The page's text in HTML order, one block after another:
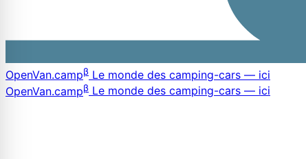
OpenVan.campβ Le monde des camping-cars — ici
OpenVan.campβ Le monde des camping-cars — ici